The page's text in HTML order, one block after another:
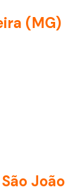
(MG)
João